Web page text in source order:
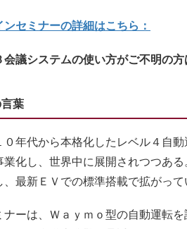
ンセミナーの詳細はこちら：
会議システムの使い方がご不明の
葉
年代から本格化したレベル４自
業化し、世界中に展開されつつあ
、最新ＥＶでの標準搭載で拡がって
ーは、Ｗａｙｍｏ型の自動運転